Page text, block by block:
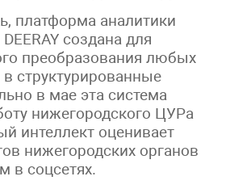
платформа аналитики
создана для
преобразования любых
структурированные
в мае эта система
нижегородского ЦУРа
интеллект оценивает
нижегородских органов
в соцсетях.